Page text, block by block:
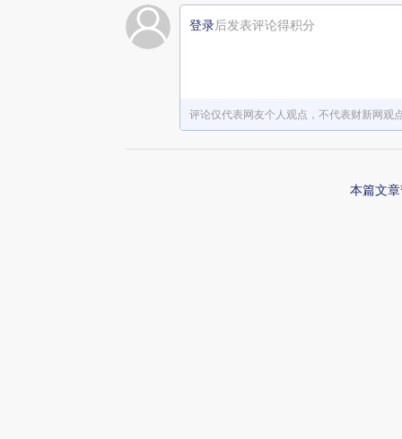
登录后发表评论得积分
评论仅代表网友个人观点，不代表财新网观
本篇文